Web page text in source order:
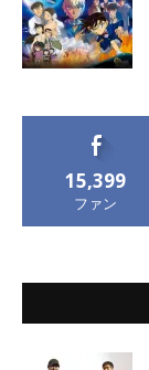
15,399
ファン